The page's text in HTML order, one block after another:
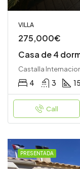
VILLA
275,000€
Casa de 4
Castalla
4 3
Call
PRESENTADA